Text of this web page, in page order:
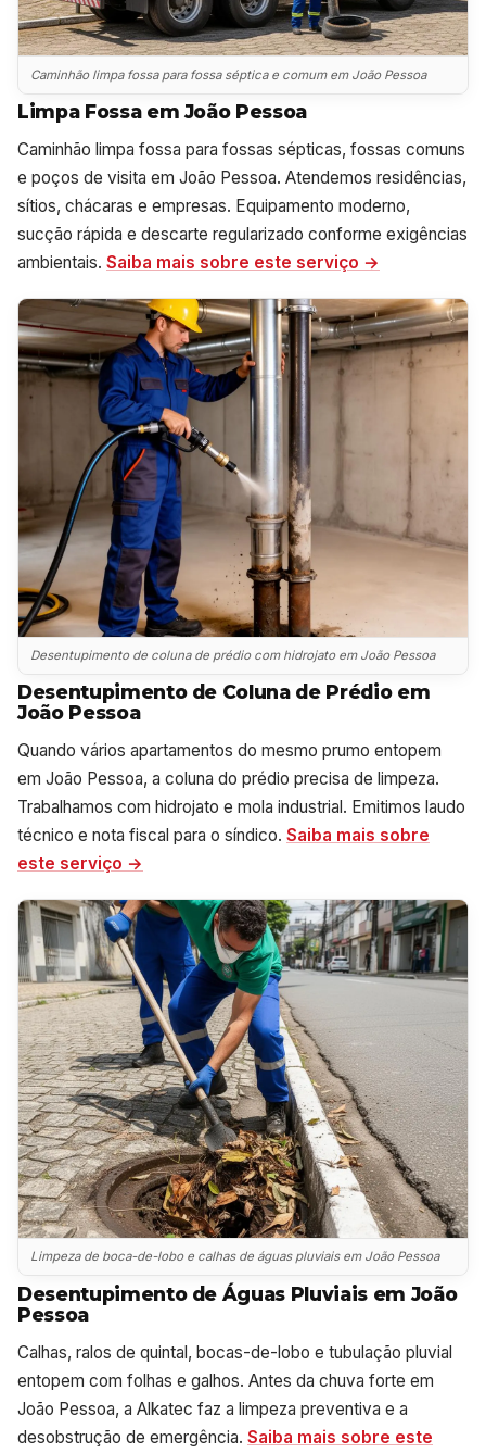
Caminhão limpa fossa para fossa séptica e comum em João Pessoa
Limpa Fossa em João Pessoa
Caminhão limpa fossa para fossas sépticas, fossas comuns
e poços de visita em João Pessoa. Atendemos residências,
sítios, chácaras e empresas. Equipamento moderno,
sucção rápida e descarte regularizado conforme exigências
ambientais. Saiba mais sobre este serviço →
Desentupimento de coluna de prédio com hidrojato em João Pessoa
Desentupimento de Coluna de Prédio em
João Pessoa
Quando vários apartamentos do mesmo prumo entopem
em João Pessoa, a coluna do prédio precisa de limpeza.
Trabalhamos com hidrojato e mola industrial. Emitimos laudo
técnico e nota fiscal para o síndico. Saiba mais sobre
este serviço →
Limpeza de boca-de-lobo e calhas de águas pluviais em João Pessoa
Desentupimento de Águas Pluviais em João
Pessoa
Calhas, ralos de quintal, bocas-de-lobo e tubulação pluvial
entopem com folhas e galhos. Antes da chuva forte em
João Pessoa, a Alkatec faz a limpeza preventiva e a
desobstrução de emergência. Saiba mais sobre este